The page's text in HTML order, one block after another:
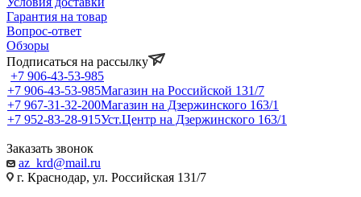
Гарантия на товар
Вопрос-ответ
Обзоры
Подписаться на рассылку
+7 906-43-53-985
+7 906-43-53-985Магазин на Российской 131/7
+7 967-31-32-200Магазин на Дзержинского 163/1
+7 952-83-28-915Уст.Центр на Дзержинского 163/1
Заказать звонок
az_krd@mail.ru
г. Краснодар, ул. Российская 131/7